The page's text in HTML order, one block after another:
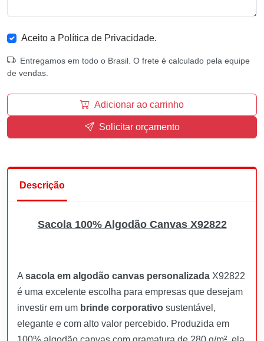
Aceito a Política de Privacidade.
Entregamos em todo o Brasil. O frete é calculado pela equipe
de vendas.
Adicionar ao carrinho
Solicitar orçamento
Descrição
Sacola 100% Algodão Canvas X92822
A sacola em algodão canvas personalizada X92822
é uma excelente escolha para empresas que desejam
investir em um brinde corporativo sustentável,
elegante e com alto valor percebido. Produzida em